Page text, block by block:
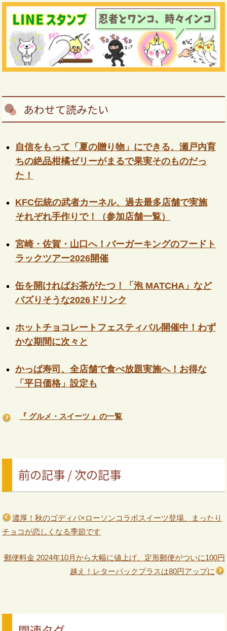
あわせて読みたい
自信をもって「夏の贈り物」にできる、瀬戸内育
ちの絶品柑橘ゼリーがまるで果実そのものだっ
た！
KFC伝統の武者カーネル、過去最多店舗で実施
それぞれ手作りで！（参加店舗一覧）
宮崎・佐賀・山口へ！バーガーキングのフードト
ラックツアー2026開催
缶を開ければお茶がたつ！「泡 MATCHA」など
バズりそうな2026ドリンク
ホットチョコレートフェスティバル開催中！わず
かな期間に次々と
かっぱ寿司、全店舗で食べ放題実施へ！お得な
「平日価格」設定も
『 グルメ・スイーツ 』の一覧
前の記事 / 次の記事
濃厚！秋のゴディバ×ローソンコラボスイーツ登場、まったり
チョコが恋しくなる季節です
郵便料金 2024年10月から大幅に値上げ、定形郵便がついに100円
越え！レターパックプラスは80円アップに